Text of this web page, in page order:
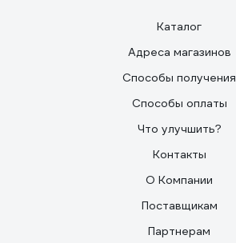
Каталог
Адреса магазинов
Способы получения
Способы оплаты
Что улучшить?
Контакты
О Компании
Поставщикам
Партнерам